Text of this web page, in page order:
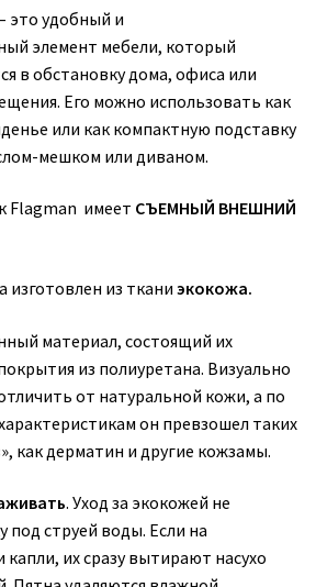
это удобный и
элемент мебели, который
в обстановку дома, офиса или
Его можно использовать как
или как компактную подставку
мешком или диваном.
Flagman имеет СЪЕМНЫЙ ВНЕШНИЙ
изготовлен из ткани экокожа.
материал, состоящий их
из полиуретана. Визуально
от натуральной кожи, а по
он превзошел таких
как дерматин и другие кожзамы.
. Уход за экокожей не
под струей воды. Если на
их сразу вытирают насухо